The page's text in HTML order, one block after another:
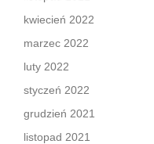
kwiecień 2022
marzec 2022
luty 2022
styczeń 2022
grudzień 2021
listopad 2021